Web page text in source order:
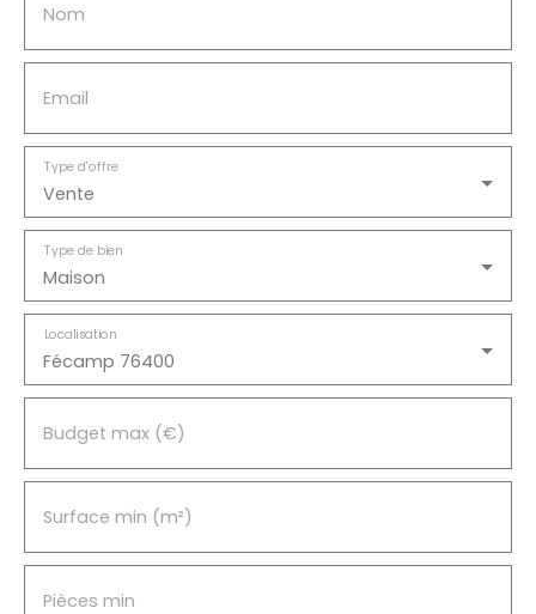
Nom
Email
Vente
Type d'offre
Maison
Type de bien
Fécamp 76400
Localisation
Budget max (€)
Surface min (m²)
Pièces min